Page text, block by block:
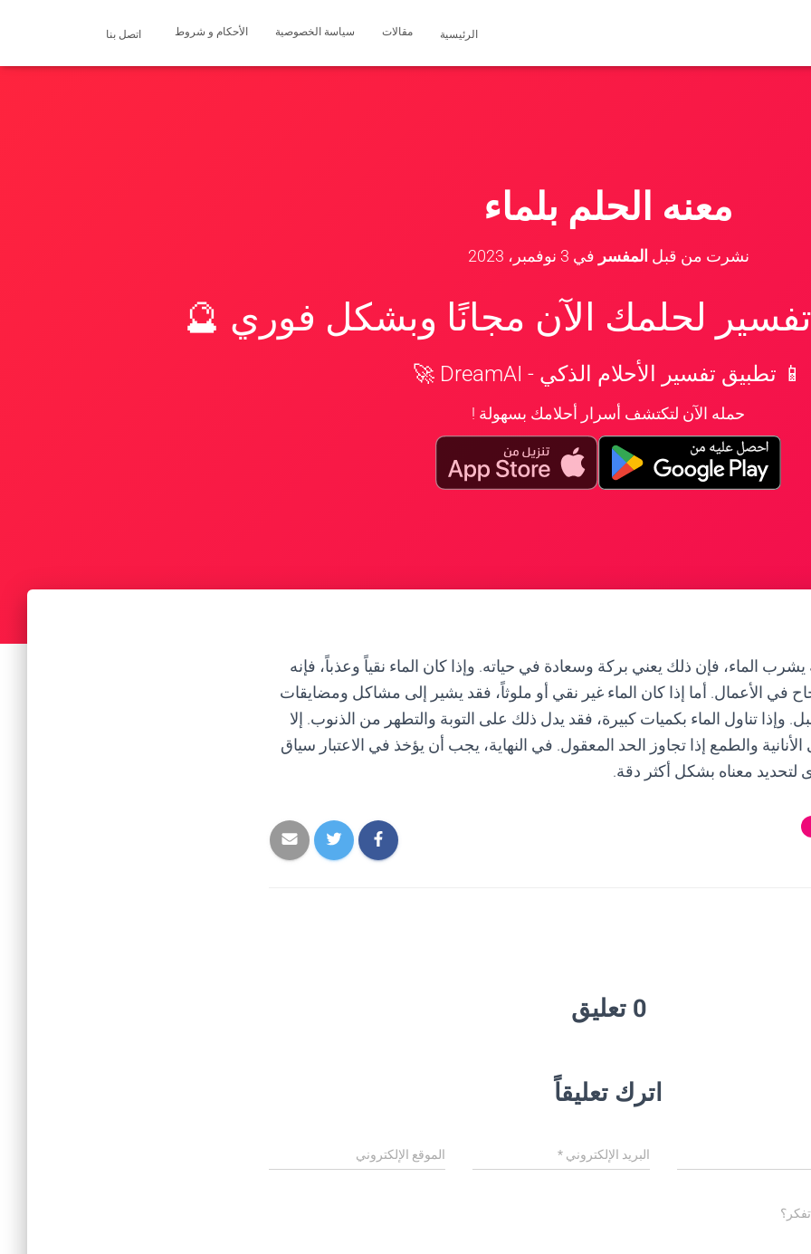
الرئيسية مقالات سياسة الخصوصية الأحكام و شروط اتصل بنا
معنه الحلم بلماء
نشرت من قبل المفسر في 3 نوفمبر، 2023
لحلمك الآن مجانًا وبشكل فوري 🔮
📱 تطبيق تفسير الأحلام الذكي - DreamAI 🚀
حمله الآن لتكتشف أسرار أحلامك بسهولة !
الماء، فإن ذلك يعني بركة وسعادة في حياته. وإذا كان الماء نقياً وعذباً، فإنه
في الأعمال. أما إذا كان الماء غير نقي أو ملوثاً، فقد يشير إلى مشاكل ومضايقات
وإذا تناول الماء بكميات كبيرة، فقد يدل ذلك على التوبة والتطهر من الذنوب. إلا
والطمع إذا تجاوز الحد المعقول. في النهاية، يجب أن يؤخذ في الاعتبار سياق
لتحديد معناه بشكل أكثر دقة.
0 تعليق
اترك تعليقاً
البريد الإلكتروني* الموقع الإلكتروني